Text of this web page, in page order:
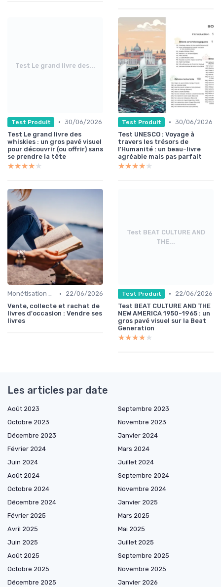
Test Le grand livre des...
Test Produit • 30/06/2026
Test Le grand livre des
whiskies : un gros pavé visuel
pour découvrir (ou offrir) sans
se prendre la tête
★★★★★
★★★★★
Test Produit • 30/06/2026
Test UNESCO : Voyage à
travers les trésors de
l'Humanité : un beau-livre
agréable mais pas parfait
★★★★★
★★★★★
Monétisation Contenu •
22/06/2026
Vente, collecte et rachat de
livres d'occasion : Vendre ses
livres
Test BEAT CULTURE AND
THE...
Test Produit •
22/06/2026
Test BEAT CULTURE AND THE
NEW AMERICA 1950-1965 : un
gros pavé visuel sur la Beat
Generation
★★★★★
★★★★★
Les articles par date
Août 2023
Septembre 2023
Octobre 2023
Novembre 2023
Décembre 2023
Janvier 2024
Février 2024
Mars 2024
Juin 2024
Juillet 2024
Août 2024
Septembre 2024
Octobre 2024
Novembre 2024
Décembre 2024
Janvier 2025
Février 2025
Mars 2025
Avril 2025
Mai 2025
Juin 2025
Juillet 2025
Août 2025
Septembre 2025
Octobre 2025
Novembre 2025
Décembre 2025
Janvier 2026